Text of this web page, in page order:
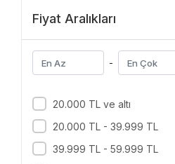
Fiyat Aralıkları
-
20.000 TL ve altı
20.000 TL - 39.999 TL
39.999 TL - 59.999 TL